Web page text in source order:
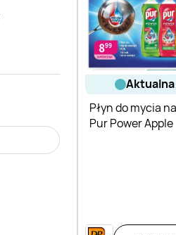
aktualna
Płyn do mycia
Pur Power Apple